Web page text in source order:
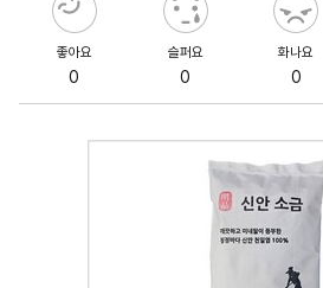
좋아요
0
슬퍼요
0
화나요
0